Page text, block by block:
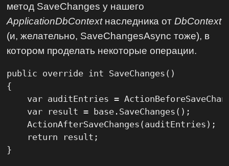
метод SaveChanges у нашего
ApplicationDbContextнаследника отDbContext
(и, желательно, SaveChangesAsync тоже), в
котором проделать некоторые операции.
public override int SaveChanges()
{
var auditEntries =
    var result = base.SaveChanges();
    ActionAfterSaveChanges(auditEntries);
    return result;
}